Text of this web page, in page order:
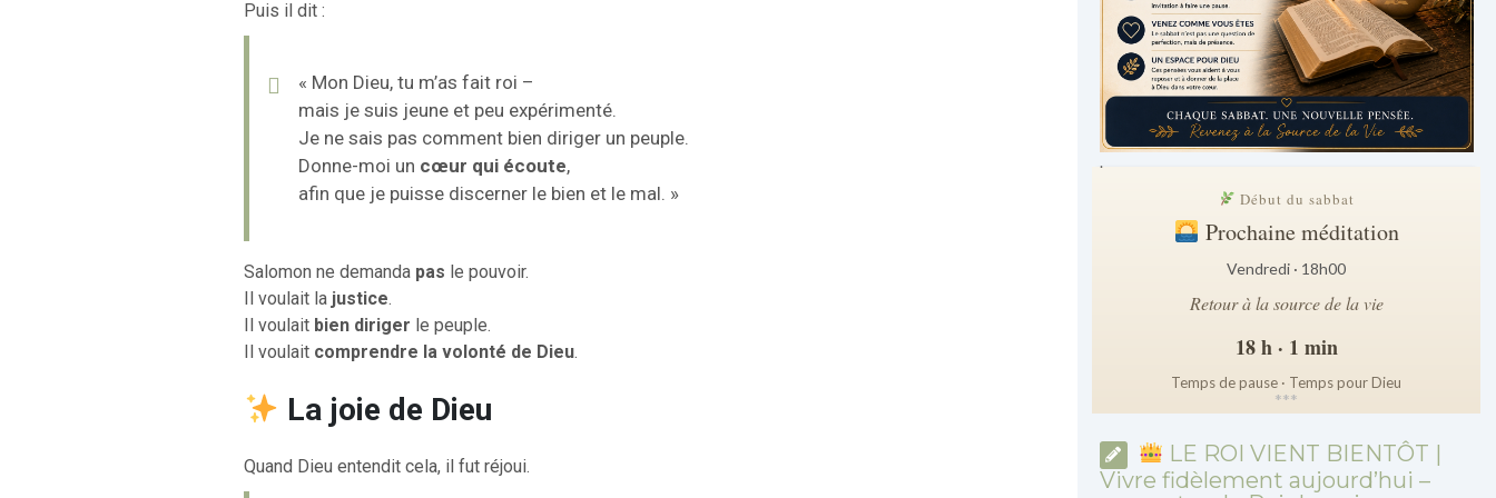
Puis il dit :
« Mon Dieu, tu m’as fait roi –
mais je suis jeune et peu expérimenté.
Je ne sais pas comment bien diriger un peuple.
Donne-moi un cœur qui écoute,
afin que je puisse discerner le bien et le mal. »
Salomon ne demanda pas le pouvoir.
Il voulait la justice.
Il voulait bien diriger le peuple.
Il voulait comprendre la volonté de Dieu.
La joie de Dieu
Quand Dieu entendit cela, il fut réjoui.
.
Début du sabbat
Prochaine méditation
Vendredi · 18h00
Retour à la source de la vie
18 h · 1 min
Temps de pause · Temps pour Dieu
***
LE ROI VIENT BIENTÔT |
Vivre fidèlement aujourd’hui –